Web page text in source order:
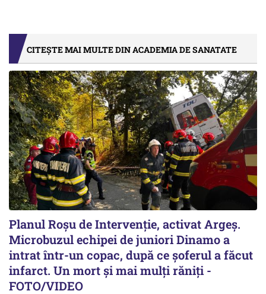
CITEȘTE MAI MULTE DIN ACADEMIA DE SANATATE
Planul Roşu de Intervenţie, activat Argeş.
Microbuzul echipei de juniori Dinamo a
intrat într-un copac, după ce șoferul a făcut
infarct. Un mort și mai mulți răniți -
FOTO/VIDEO